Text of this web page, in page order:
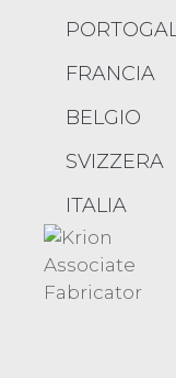
siamo
Sedi
Blog
FRANCIA
BELGIO
SVIZZERA
ITALIA